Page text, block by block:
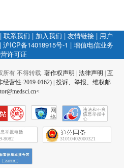
| 联系我们 | 加入我们 | 友情链接 | 用户
| 沪ICP备14018915号-1 | 增值电信业务
许可证
所有 不得转载. 著作权声明 | 法律声明 | 互
营性-2019-0162) | 投诉、举报、维权邮
网
络
会
征
8082 31010402000321